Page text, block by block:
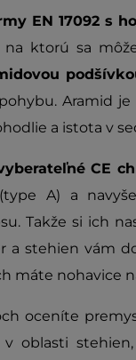
EN 17092 s
na ktorú sa
Aramid
a istota v
CE
A) a
Takže si ich
a stehien vám
máte nohavice
oceníte
oblasti